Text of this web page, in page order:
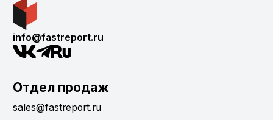
info@fastreport.ru
Отдел продаж
sales@fastreport.ru